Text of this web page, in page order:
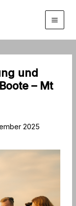
und
– Mt
2025